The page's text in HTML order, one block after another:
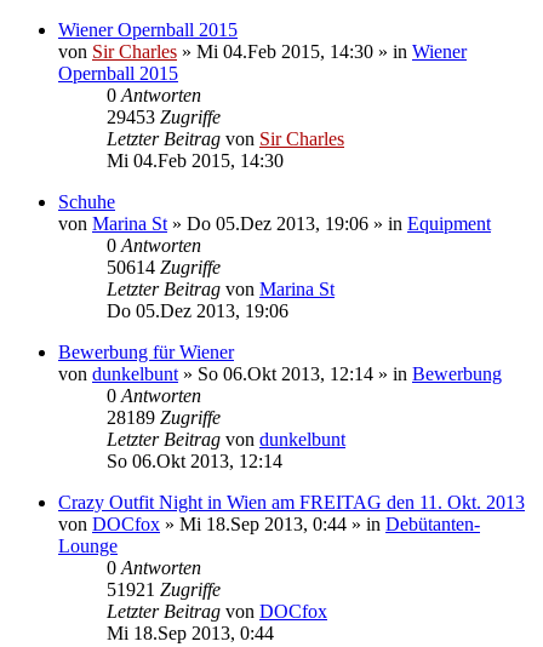
Wiener Opernball 2015
von Sir Charles » Mi 04.Feb 2015, 14:30 » in Wiener
Opernball 2015
0 Antworten
29453 Zugriffe
Letzter Beitrag von Sir Charles
Mi 04.Feb 2015, 14:30
Schuhe
von Marina St » Do 05.Dez 2013, 19:06 » in Equipment
0 Antworten
50614 Zugriffe
Letzter Beitrag von Marina St
Do 05.Dez 2013, 19:06
Bewerbung für Wiener
von dunkelbunt » So 06.Okt 2013, 12:14 » in Bewerbung
0 Antworten
28189 Zugriffe
Letzter Beitrag von dunkelbunt
So 06.Okt 2013, 12:14
Crazy Outfit Night in Wien am FREITAG den 11. Okt. 2013
von DOCfox » Mi 18.Sep 2013, 0:44 » in Debütanten-
Lounge
0 Antworten
51921 Zugriffe
Letzter Beitrag von DOCfox
Mi 18.Sep 2013, 0:44